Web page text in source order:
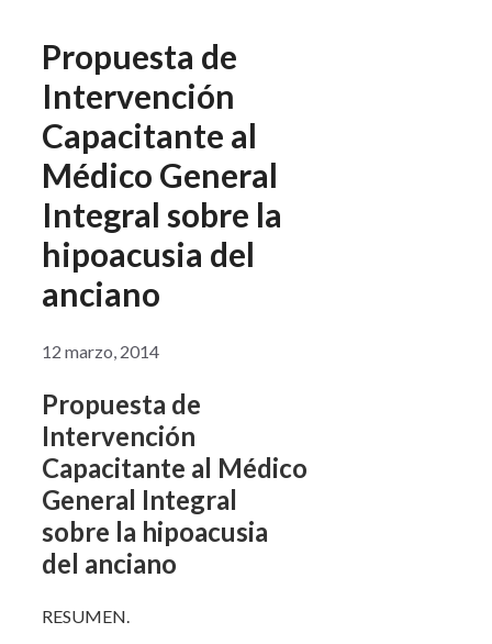
Propuesta de
Intervención
Capacitante al
Médico General
Integral sobre la
hipoacusia del
anciano
12 marzo, 2014
Propuesta de
Intervención
Capacitante al Médico
General Integral
sobre la hipoacusia
del anciano
RESUMEN.